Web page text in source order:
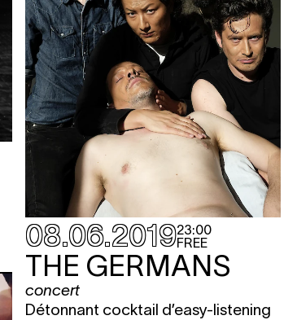
08.06.201923:00
FREE
THE GERMANS
concert
Détonnant cocktail d’easy-listening